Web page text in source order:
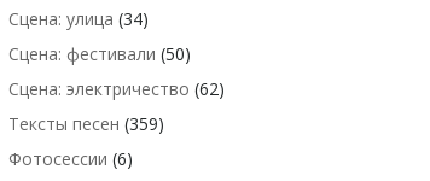
Сцена: улица (34)
Сцена: фестивали (50)
Сцена: электричество (62)
Тексты песен (359)
Фотосессии (6)